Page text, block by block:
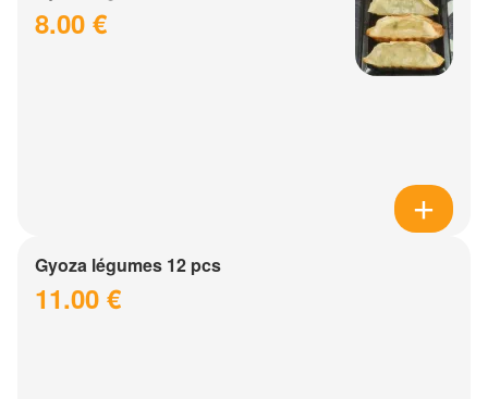
8.00 €
Gyoza légumes 12 pcs
11.00 €